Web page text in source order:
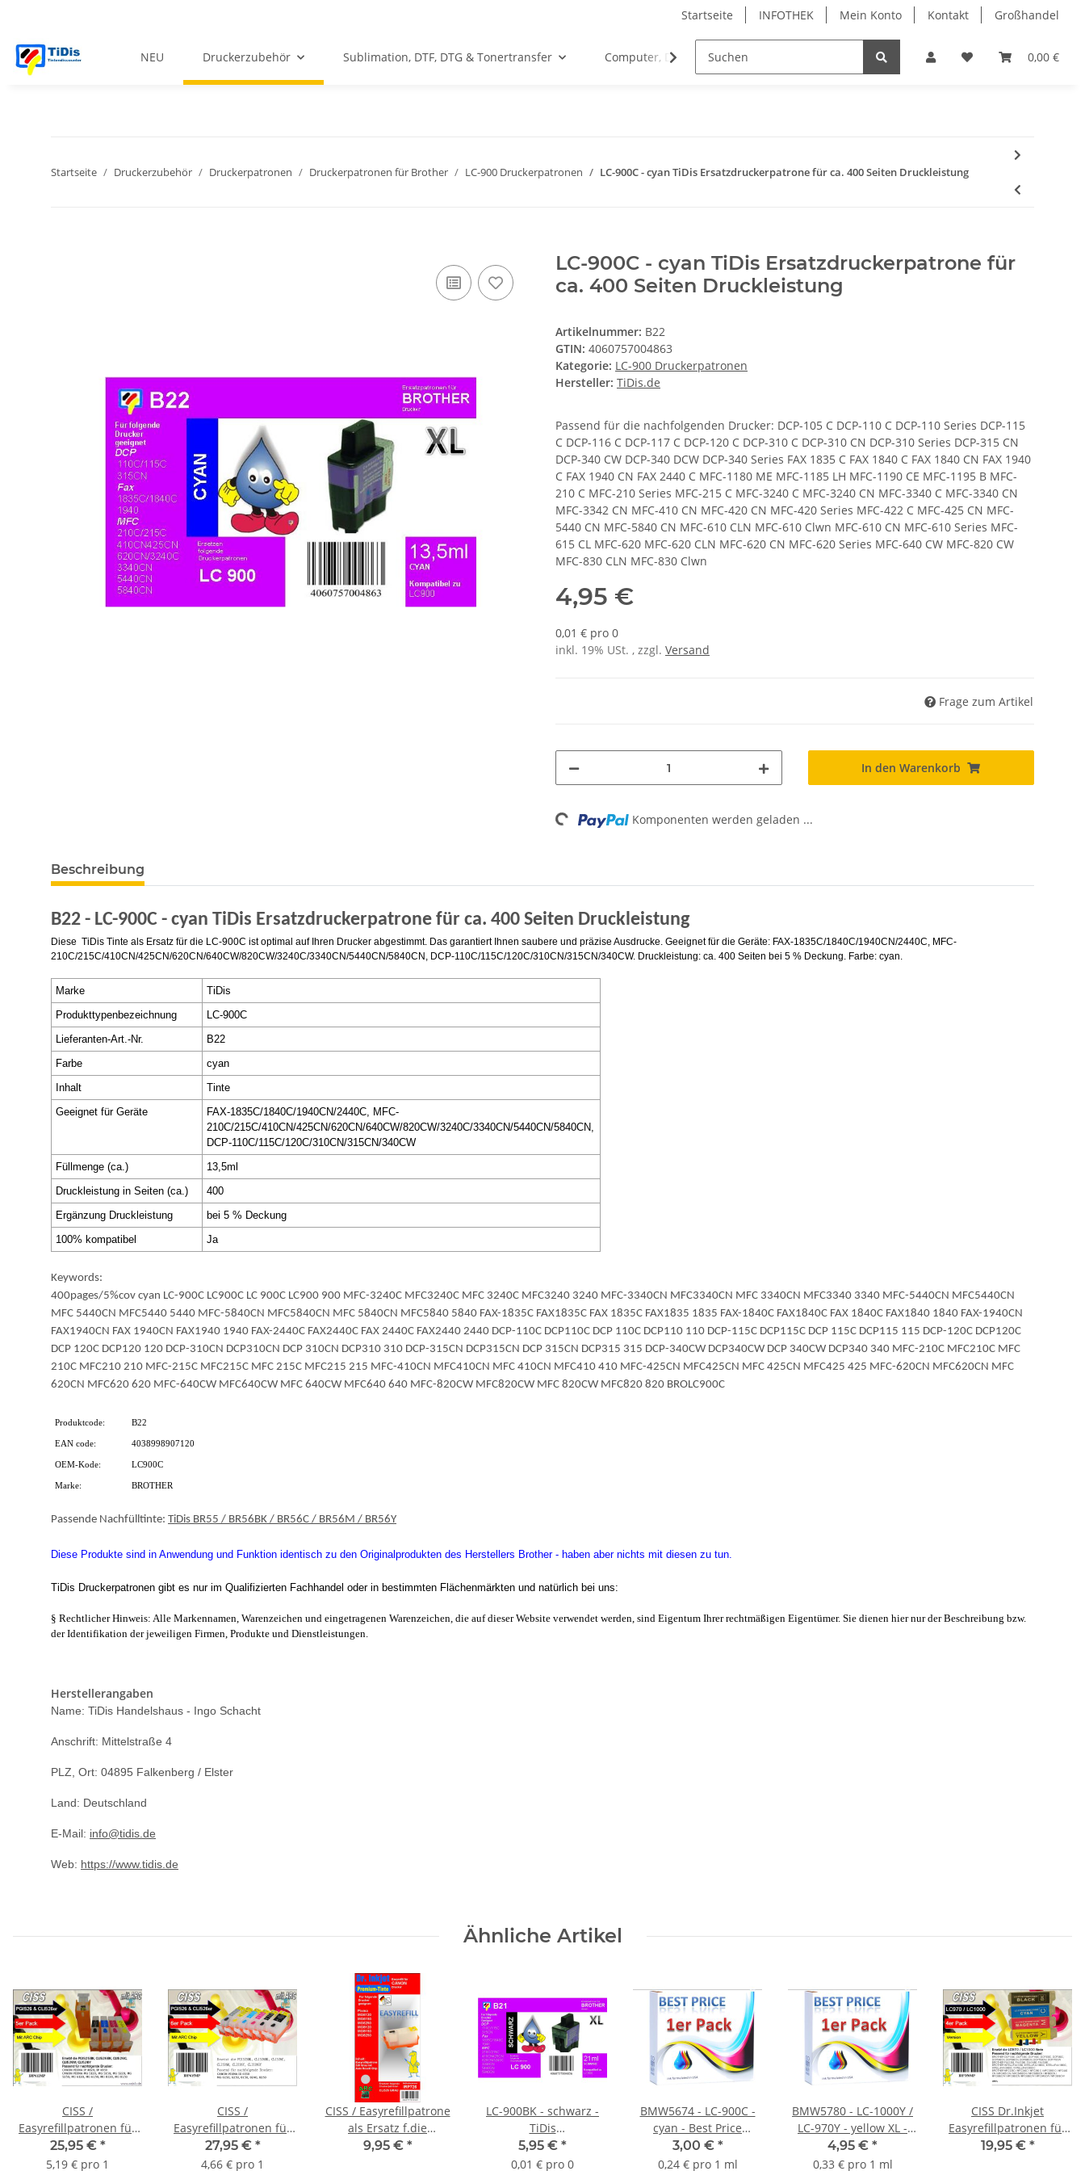
Startseite INFOTHEK Mein Konto Kontakt Großhandel
0,00 €
NEU Druckerzubehör Sublimation, DTF, DTG & Tonertransfer Computer, Drucker & Bürobedarf PVC Kartendrucker & Zubehör TiDis
Startseite Druckerzubehör Druckerpatronen Druckerpatronen für Brother LC-900 Druckerpatronen LC-900C - cyan TiDis Ersatzdruckerpatrone für ca. 400 Seiten Druckleistung
LC-900C - cyan TiDis Ersatzdruckerpatrone für
ca. 400 Seiten Druckleistung
Artikelnummer: B22
GTIN: 4060757004863
Kategorie: LC-900 Druckerpatronen
Hersteller: TiDis.de
Passend für die nachfolgenden Drucker: DCP-105 C DCP-110 C DCP-110 Series DCP-115
C DCP-116 C DCP-117 C DCP-120 C DCP-310 C DCP-310 CN DCP-310 Series DCP-315 CN
DCP-340 CW DCP-340 DCW DCP-340 Series FAX 1835 C FAX 1840 C FAX 1840 CN FAX 1940
C FAX 1940 CN FAX 2440 C MFC-1180 ME MFC-1185 LH MFC-1190 CE MFC-1195 B MFC-
210 C MFC-210 Series MFC-215 C MFC-3240 C MFC-3240 CN MFC-3340 C MFC-3340 CN
MFC-3342 CN MFC-410 CN MFC-420 CN MFC-420 Series MFC-422 C MFC-425 CN MFC-
5440 CN MFC-5840 CN MFC-610 CLN MFC-610 Clwn MFC-610 CN MFC-610 Series MFC-
615 CL MFC-620 MFC-620 CLN MFC-620 CN MFC-620 Series MFC-640 CW MFC-820 CW
MFC-830 CLN MFC-830 Clwn
4,95 €
0,01 € pro 0
inkl. 19% USt. , zzgl. Versand
Frage zum Artikel
In den Warenkorb
Loading... Komponenten werden geladen ...
Beschreibung
B22 - LC-900C - cyan TiDis Ersatzdruckerpatrone für ca. 400 Seiten Druckleistung
Diese TiDis Tinte als Ersatz für die LC-900C ist optimal auf Ihren Drucker abgestimmt. Das garantiert Ihnen saubere und präzise Ausdrucke. Geeignet für die Geräte: FAX-1835C/1840C/1940CN/2440C, MFC-
210C/215C/410CN/425CN/620CN/640CW/820CW/3240C/3340CN/5440CN/5840CN, DCP-110C/115C/120C/310CN/315CN/340CW. Druckleistung: ca. 400 Seiten bei 5 % Deckung. Farbe: cyan.
Marke
TiDis
Produkttypenbezeichnung
LC-900C
Lieferanten-Art.-Nr.
B22
Farbe
cyan
Inhalt
Tinte
Geeignet für Geräte
FAX-1835C/1840C/1940CN/2440C, MFC-
210C/215C/410CN/425CN/620CN/640CW/820CW/3240C/3340CN/5440CN/5840CN,
DCP-110C/115C/120C/310CN/315CN/340CW
Füllmenge (ca.)
13,5ml
Druckleistung in Seiten (ca.)
400
Ergänzung Druckleistung
bei 5 % Deckung
100% kompatibel
Ja
Keywords:
400pages/5%cov cyan LC-900C LC900C LC 900C LC900 900 MFC-3240C MFC3240C MFC 3240C MFC3240 3240 MFC-3340CN MFC3340CN MFC 3340CN MFC3340 3340 MFC-5440CN MFC5440CN
MFC 5440CN MFC5440 5440 MFC-5840CN MFC5840CN MFC 5840CN MFC5840 5840 FAX-1835C FAX1835C FAX 1835C FAX1835 1835 FAX-1840C FAX1840C FAX 1840C FAX1840 1840 FAX-1940CN
FAX1940CN FAX 1940CN FAX1940 1940 FAX-2440C FAX2440C FAX 2440C FAX2440 2440 DCP-110C DCP110C DCP 110C DCP110 110 DCP-115C DCP115C DCP 115C DCP115 115 DCP-120C DCP120C
DCP 120C DCP120 120 DCP-310CN DCP310CN DCP 310CN DCP310 310 DCP-315CN DCP315CN DCP 315CN DCP315 315 DCP-340CW DCP340CW DCP 340CW DCP340 340 MFC-210C MFC210C MFC
210C MFC210 210 MFC-215C MFC215C MFC 215C MFC215 215 MFC-410CN MFC410CN MFC 410CN MFC410 410 MFC-425CN MFC425CN MFC 425CN MFC425 425 MFC-620CN MFC620CN MFC
620CN MFC620 620 MFC-640CW MFC640CW MFC 640CW MFC640 640 MFC-820CW MFC820CW MFC 820CW MFC820 820 BROLC900C
Produktcode: B22
EAN code: 4038998907120
OEM-Kode: LC900C
Marke: BROTHER
Passende Nachfülltinte: TiDis BR55 / BR56BK / BR56C / BR56M / BR56Y
Diese Produkte sind in Anwendung und Funktion identisch zu den Originalprodukten des Herstellers Brother - haben aber nichts mit diesen zu tun.
TiDis Druckerpatronen gibt es nur im Qualifizierten Fachhandel oder in bestimmten Flächenmärkten und natürlich bei uns:
§ Rechtlicher Hinweis: Alle Markennamen, Warenzeichen und eingetragenen Warenzeichen, die auf dieser Website verwendet werden, sind Eigentum Ihrer rechtmäßigen Eigentümer. Sie dienen hier nur der Beschreibung bzw.
der Identifikation der jeweiligen Firmen, Produkte und Dienstleistungen.
Herstellerangaben
Name: TiDis Handelshaus - Ingo Schacht
Anschrift: Mittelstraße 4
PLZ, Ort: 04895 Falkenberg / Elster
Land: Deutschland
E-Mail: info@tidis.de
Web: https://www.tidis.de
Ähnliche Artikel
CISS /
Easyrefillpatronen für
PGI525 & CLI526er (5er)
Multipack - ohne Tinte -
25,95 € *
5,19 € pro 1
CISS /
Easyrefillpatronen für
PGI525 & CLI526er (6er)
Multipack inkl.
27,95 € *
4,66 € pro 1
CISS / Easyrefillpatrone
als Ersatz f.die
CLI526GY / Grau
9,95 € *
LC-900BK - schwarz -
TiDis
Ersatzdruckerpatrone
für ca. 500 Seiten
5,95 € *
0,01 € pro 0
BMW5674 - LC-900C -
cyan - Best Price
Ersatzdruckerpatrone
mit 12,5ml Inhalt
3,00 € *
0,24 € pro 1 ml
BMW5780 - LC-1000Y /
LC-970Y - yellow XL -
Best Price
Ersatzdruckerpatrone
4,95 € *
0,33 € pro 1 ml
CISS Dr.Inkjet
Easyrefillpatronen für
LC-1000 / LC-970 -
19,95 € *